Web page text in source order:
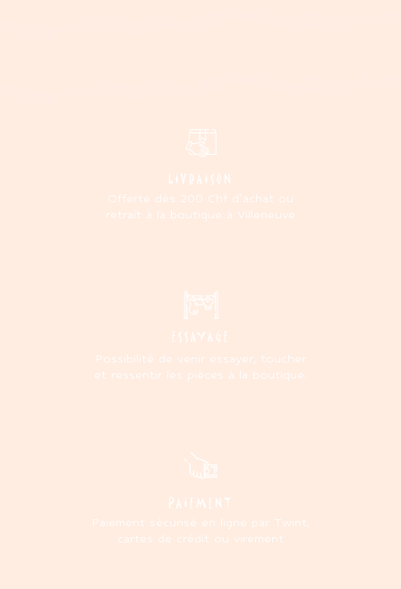
LIVRAISON
Offerte dès 200 Chf d'achat ou
retrait à la boutique à Villeneuve
ESSAYAGE
Possibilité de venir essayer, toucher
et ressentir les pièces à la boutique.
PAIEMENT
Paiement sécurisé en ligne par Twint,
cartes de crédit ou virement